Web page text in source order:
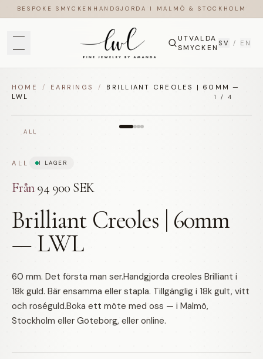
BESPOKE SMYCKEN HANDGJORDA I MALMÖ & STOCKHOLM
UTVALDA
SMYCKEN SV / EN
HOME / EARRINGS /
BRILLIANT CREOLES | 60MM —
LWL
ALL
1 / 4
ALL I LAGER
Från94 900 SEK
Brilliant Creoles | 60mm
— LWL
60 mm. Det första man ser.Handgjorda creoles Brilliant i
18k guld. Bär ensamma eller stapla. Tillgänglig i 18k gult, vitt
och roséguld.Boka ett möte med oss — i Malmö,
Stockholm eller Göteborg, eller online.